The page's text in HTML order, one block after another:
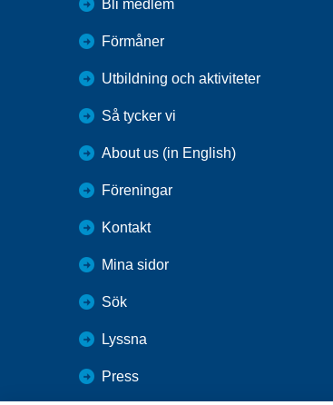
Bli medlem
Förmåner
Utbildning och aktiviteter
Så tycker vi
About us (in English)
Föreningar
Kontakt
Mina sidor
Sök
Lyssna
Press